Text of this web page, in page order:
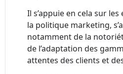
Il s’appuie en cela sur
la politique marketing,
notamment de la
de l’adaptation des
attentes des clients et